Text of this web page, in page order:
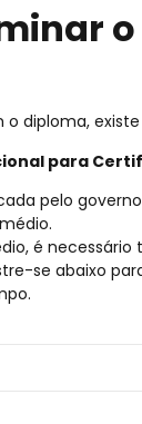
diploma,
para
pelo
é necessário
se abaixo